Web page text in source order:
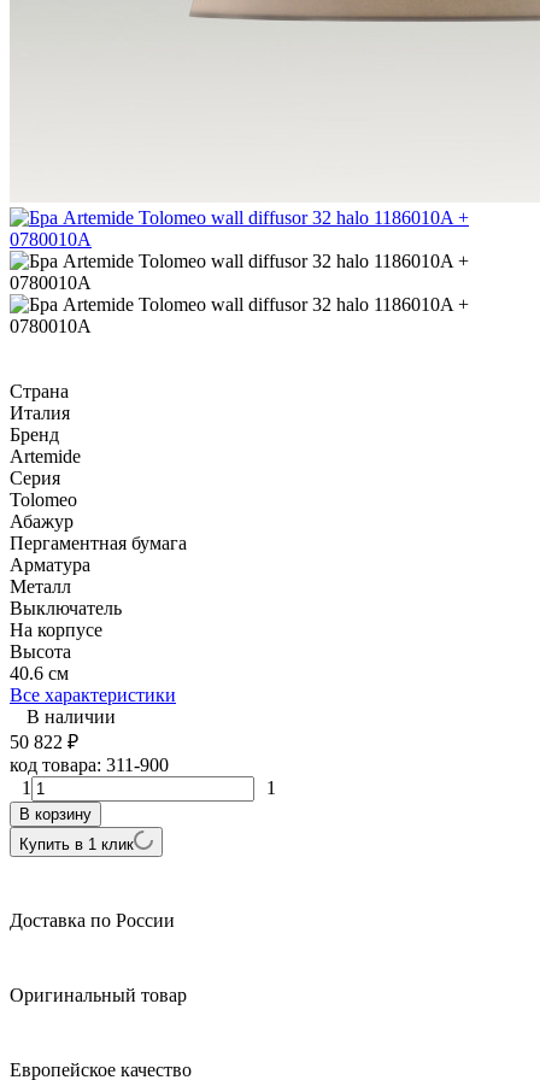
Страна
Италия
Бренд
Artemide
Серия
Tolomeo
Абажур
Пергаментная бумага
Арматура
Металл
Выключатель
На корпусе
Высота
40.6 см
Все характеристики
В наличии
50 822 ₽
код товара: 311-900
1
1
В корзину
Купить в 1 клик
Доставка по России
Оригинальный товар
Европейское качество